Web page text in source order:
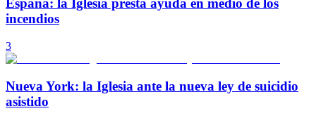
España: la Iglesia presta ayuda en medio de los
incendios
3
Nueva York: la Iglesia ante la nueva ley de suicidio
asistido